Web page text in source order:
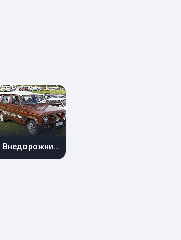
Внедорожник 3 дв.